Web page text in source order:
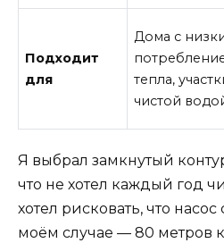
Подходит
для
Дома с
тепла,
чистой
Я выбрал замкнутый
что не хотел каждый год
хотел рисковать, что
моём случае — 80 метров